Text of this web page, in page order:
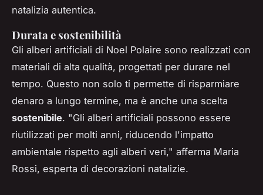
natalizia autentica.
Durata e sostenibilità
Gli alberi artificiali di Noel Polaire sono realizzati con
materiali di alta qualità, progettati per durare nel
tempo. Questo non solo ti permette di risparmiare
denaro a lungo termine, ma è anche una scelta
sostenibile. "Gli alberi artificiali possono essere
riutilizzati per molti anni, riducendo l'impatto
ambientale rispetto agli alberi veri," afferma Maria
Rossi, esperta di decorazioni natalizie.